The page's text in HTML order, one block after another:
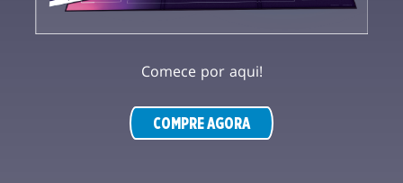
Comece por aqui!
COMPRE AGORA